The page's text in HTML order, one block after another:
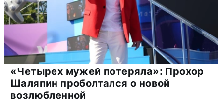
«Четырех мужей потеряла»: Прохор
Шаляпин проболтался о новой
возлюбленной